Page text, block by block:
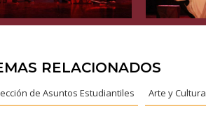
RELACIONADOS
de Asuntos Estudiantiles Arte y Cultura